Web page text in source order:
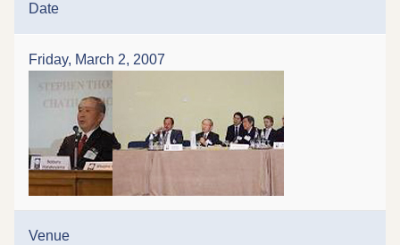
Date
Friday, March 2, 2007
Venue